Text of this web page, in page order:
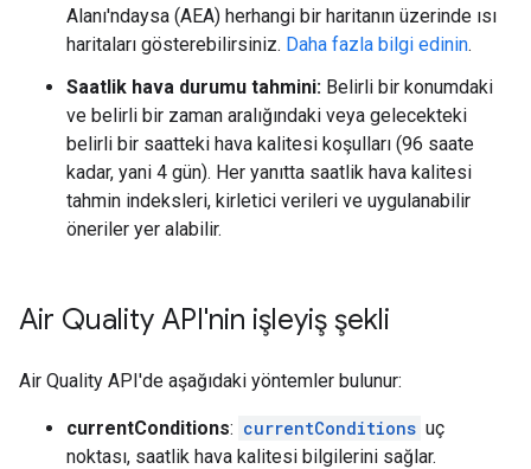
Alanı'ndaysa (AEA) herhangi bir haritanın üzerinde ısı
haritaları gösterebilirsiniz. Daha fazla bilgi edinin.
Saatlik hava durumu tahmini: Belirli bir konumdaki
ve belirli bir zaman aralığındaki veya gelecekteki
belirli bir saatteki hava kalitesi koşulları (96 saate
kadar, yani 4 gün). Her yanıtta saatlik hava kalitesi
tahmin indeksleri, kirletici verileri ve uygulanabilir
öneriler yer alabilir.
Air Quality API'nin işleyiş şekli
Air Quality API'de aşağıdaki yöntemler bulunur:
currentConditions: currentConditions uç
noktası, saatlik hava kalitesi bilgilerini sağlar.